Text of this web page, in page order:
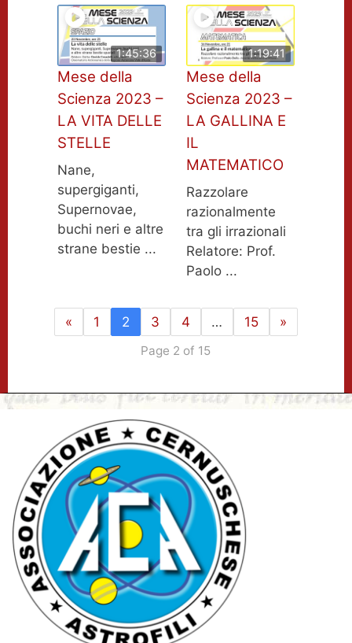
1:45:36
Mese della
Scienza 2023 –
LA VITA DELLE
STELLE
Nane,
supergiganti,
Supernovae,
buchi neri e altre
strane bestie ...
1:19:41
Mese della
Scienza 2023 –
LA GALLINA E
IL
MATEMATICO
Razzolare
razionalmente
tra gli irrazionali
Relatore: Prof.
Paolo ...
« 1 2 3 4 … 15 »
Page 2 of 15